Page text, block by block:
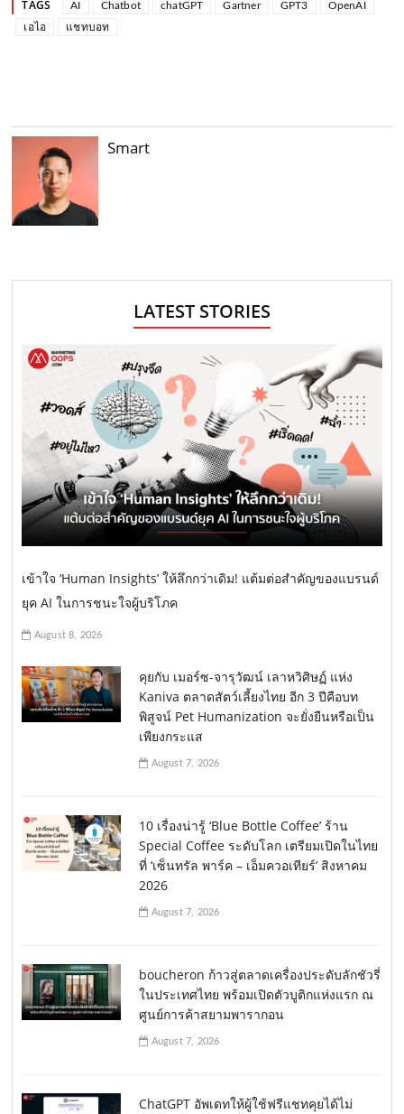
TAGS AI Chatbot chatGPT Gartner GPT3
OpenAI
เอไอ
แชทบอท
Smart
LATEST STORIES
เข้าใจ ‘Human Insights’ ให้ลึกกว่าเดิม! แต้มต่อสำคัญของแบรนด์
ยุค AI ในการชนะใจผู้บริโภค
August 8, 2026
คุยกับ เมอร์ซ-จารุวัฒน์ เลาหวิศิษฏ์ แห่ง
Kaniva ตลาดสัตว์เลี้ยงไทย อีก 3 ปีคือบท
พิสูจน์ Pet Humanization จะยั่งยืนหรือเป็น
เพียงกระแส
August 7, 2026
10 เรื่องน่ารู้ ‘Blue Bottle Coffee’ ร้าน
Special Coffee ระดับโลก เตรียมเปิดในไทย
ที่ ‘เซ็นทรัล พาร์ค – เอ็มควอเทียร์’ สิงหาคม
2026
August 7, 2026
boucheron ก้าวสู่ตลาดเครื่องประดับลักชัวรี่
ในประเทศไทย พร้อมเปิดตัวบูติกแห่งแรก ณ
ศูนย์การค้าสยามพารากอน
August 7, 2026
ChatGPT อัพเดทให้ผู้ใช้ฟรีแชทคุยได้ไม่